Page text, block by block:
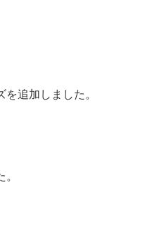
追加しました。